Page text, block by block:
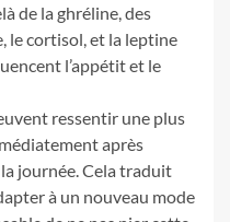
de la ghréline, des
le cortisol, et la leptine
l’appétit et le
ressentir une plus
après
la journée. Cela traduit
à un nouveau mode